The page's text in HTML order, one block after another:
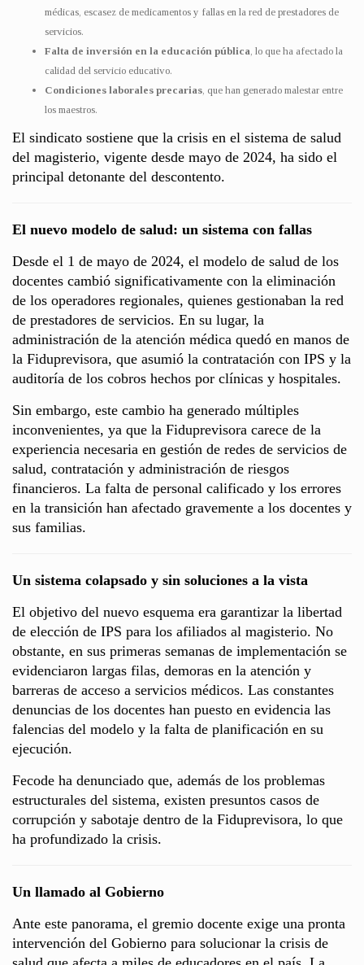
médicas, escasez de medicamentos y fallas en la red de prestadores de
servicios.
Falta de inversión en la educación pública, lo que ha afectado la
calidad del servicio educativo.
Condiciones laborales precarias, que han generado malestar entre
los maestros.
El sindicato sostiene que la crisis en el sistema de salud
del magisterio, vigente desde mayo de 2024, ha sido el
principal detonante del descontento.
El nuevo modelo de salud: un sistema con fallas
Desde el 1 de mayo de 2024, el modelo de salud de los
docentes cambió significativamente con la eliminación
de los operadores regionales, quienes gestionaban la red
de prestadores de servicios. En su lugar, la
administración de la atención médica quedó en manos de
la Fiduprevisora, que asumió la contratación con IPS y la
auditoría de los cobros hechos por clínicas y hospitales.
Sin embargo, este cambio ha generado múltiples
inconvenientes, ya que la Fiduprevisora carece de la
experiencia necesaria en gestión de redes de servicios de
salud, contratación y administración de riesgos
financieros. La falta de personal calificado y los errores
en la transición han afectado gravemente a los docentes y
sus familias.
Un sistema colapsado y sin soluciones a la vista
El objetivo del nuevo esquema era garantizar la libertad
de elección de IPS para los afiliados al magisterio. No
obstante, en sus primeras semanas de implementación se
evidenciaron largas filas, demoras en la atención y
barreras de acceso a servicios médicos. Las constantes
denuncias de los docentes han puesto en evidencia las
falencias del modelo y la falta de planificación en su
ejecución.
Fecode ha denunciado que, además de los problemas
estructurales del sistema, existen presuntos casos de
corrupción y sabotaje dentro de la Fiduprevisora, lo que
ha profundizado la crisis.
Un llamado al Gobierno
Ante este panorama, el gremio docente exige una pronta
intervención del Gobierno para solucionar la crisis de